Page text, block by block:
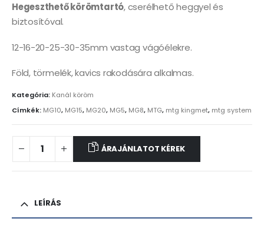
Hegeszthető körömtartó, cserélhető heggyel és
biztosítóval.
12-16-20-25-30-35mm vastag vágóélekre.
Föld, törmelék, kavics rakodására alkalmas.
Kategória: Kanál köröm
Címkék: MG10, MG15, MG20, MG5, MG8, MTG, mtg kingmet, mtg system
ÁRAJÁNLATOT KÉREK
LEÍRÁS